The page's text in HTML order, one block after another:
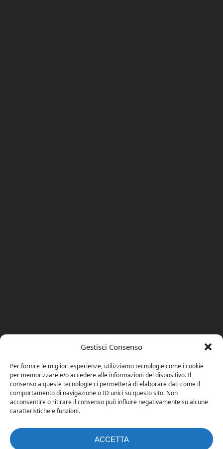
Gestisci Consenso
Per fornire le migliori esperienze, utilizziamo tecnologie come i cookie
per memorizzare e/o accedere alle informazioni del dispositivo. Il
consenso a queste tecnologie ci permetterà di elaborare dati come il
comportamento di navigazione o ID unici su questo sito. Non
acconsentire o ritirare il consenso può influire negativamente su alcune
caratteristiche e funzioni.
ACCETTA